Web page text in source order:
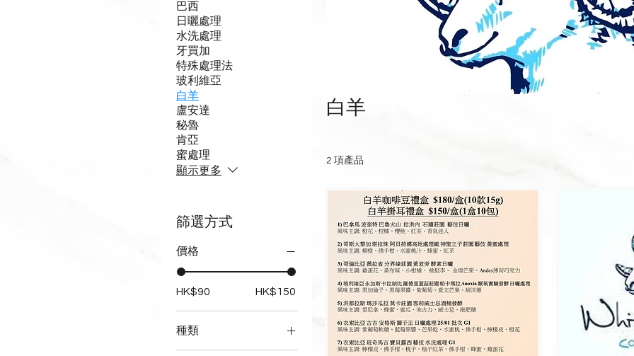
巴西
日曬處理
水洗處理
牙買加
特殊處理法
玻利維亞
白羊
盧安達
秘魯
肯亞
蜜處理
顯示更多
篩選方式
價格
HK$90 HK$150
種類
白羊
2 項產品